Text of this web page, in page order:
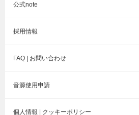
公式note
採用情報
FAQ | お問い合わせ
音源使用申請
個人情報 | クッキーポリシー